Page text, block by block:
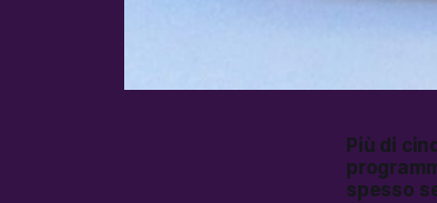
Più di
spesso